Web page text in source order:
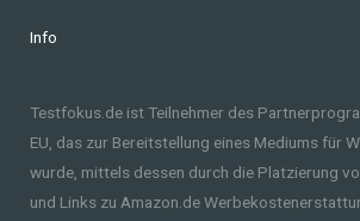
Info
Testfokus.de ist Teilnehmer des
EU, das zur Bereitstellung eines Mediums für
wurde, mittels dessen durch die Platzierung
und Links zu Amazon.de